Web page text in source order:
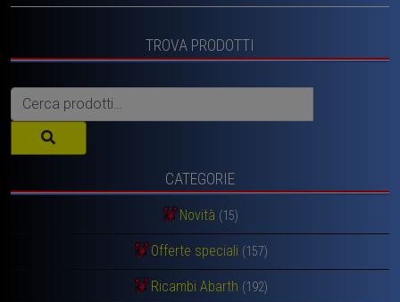
TROVA PRODOTTI
Cerca:
CATEGORIE
Novità (15)
Offerte speciali (157)
Ricambi Abarth (192)